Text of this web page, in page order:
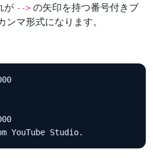
が --> の矢印を持つ番号付きブ
マ形式になります。
YouTube Studio.